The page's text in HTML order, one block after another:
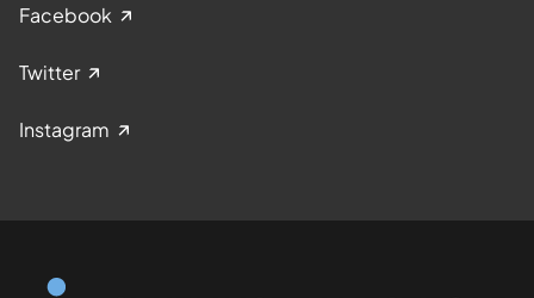
Facebook
Twitter
Instagram